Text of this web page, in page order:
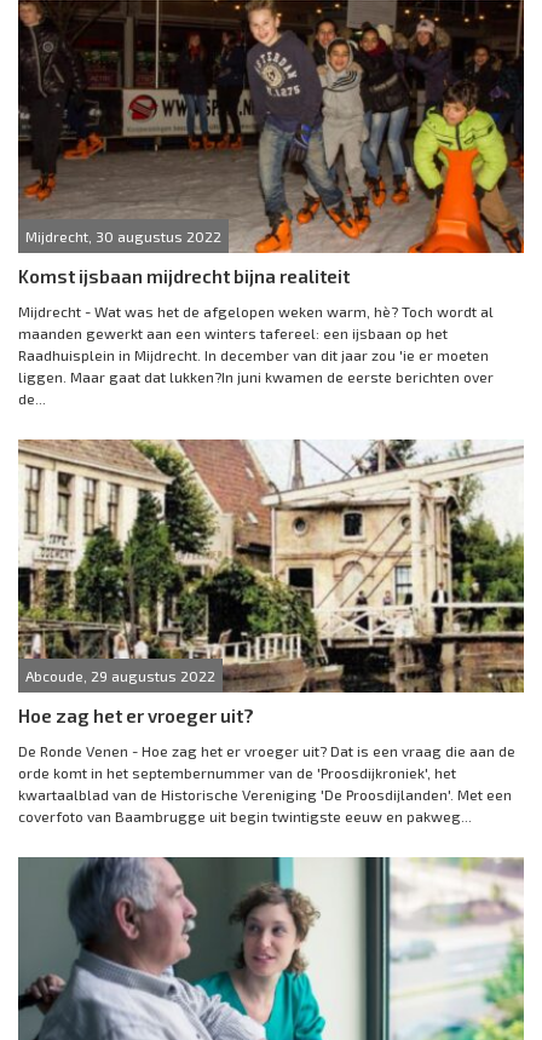
Mijdrecht, 30 augustus 2022
Komst ijsbaan mijdrecht bijna realiteit
Mijdrecht - Wat was het de afgelopen weken warm, hè? Toch wordt al
maanden gewerkt aan een winters tafereel: een ijsbaan op het
Raadhuisplein in Mijdrecht. In december van dit jaar zou 'ie er moeten
liggen. Maar gaat dat lukken?In juni kwamen de eerste berichten over
de...
Abcoude, 29 augustus 2022
Hoe zag het er vroeger uit?
De Ronde Venen - Hoe zag het er vroeger uit? Dat is een vraag die aan de
orde komt in het septembernummer van de 'Proosdijkroniek', het
kwartaalblad van de Historische Vereniging 'De Proosdijlanden'. Met een
coverfoto van Baambrugge uit begin twintigste eeuw en pakweg...